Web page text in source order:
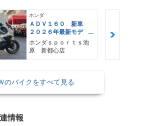
ホンダ
ＡＤＶ１６０ 新車
２０２６年最新モデ
ル パールスモーキー
グレー スマートキ
ー ２９Ｌメットイ
ホンダｓｐｏｒｔｓ池
原 新都心店
のバイクをすべて見る
情報